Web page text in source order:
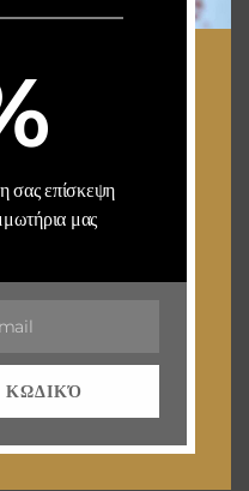
σας επίσκεψη
μας
ΚΩΔΙΚΌ